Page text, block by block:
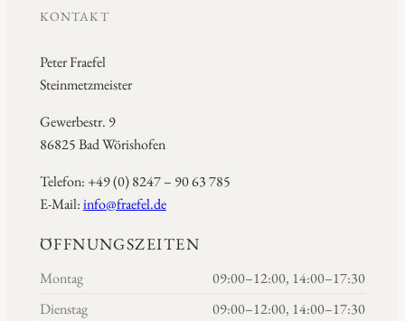
KONTAKT
Peter Fraefel
Steinmetzmeister
Gewerbestr. 9
86825 Bad Wörishofen
Telefon: +49 (0) 8247 – 90 63 785
E-Mail:info@fraefel.de
ÖFFNUNGSZEITEN
Montag
09:00–12:00, 14:00–17:30
Dienstag
09:00–12:00, 14:00–17:30